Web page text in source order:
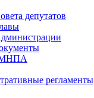
депутатов
МНПА
регламенты